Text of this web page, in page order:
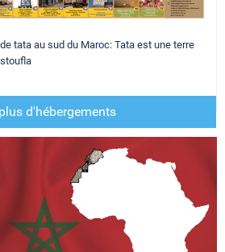
tata au sud du Maroc: Tata est une terre
d'hébergements